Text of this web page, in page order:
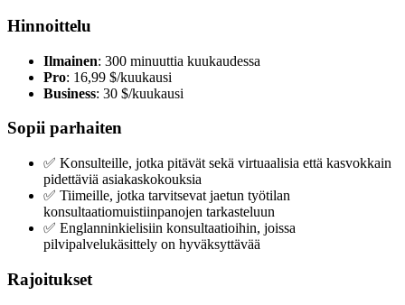
Hinnoittelu
Ilmainen: 300 minuuttia kuukaudessa
Pro: 16,99 $/kuukausi
Business: 30 $/kuukausi
Sopii parhaiten
✅ Konsulteille, jotka pitävät sekä virtuaalisia että kasvokkain
pidettäviä asiakaskokouksia
✅ Tiimeille, jotka tarvitsevat jaetun työtilan
konsultaatiomuistiinpanojen tarkasteluun
✅ Englanninkielisiin konsultaatioihin, joissa
pilvipalvelukäsittely on hyväksyttävää
Rajoitukset